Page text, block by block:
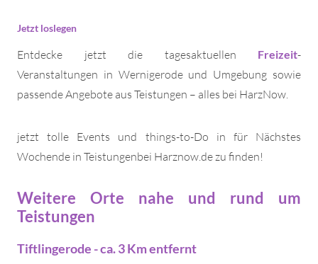
Jetzt loslegen
Entdecke jetzt die tagesaktuellen Freizeit-
Veranstaltungen in Wernigerode und Umgebung sowie
passende Angebote aus Teistungen – alles bei HarzNow.
jetzt tolle Events und things-to-Do in für Nächstes
Wochende in Teistungenbei Harznow.de zu finden!
Weitere Orte nahe und rund um
Teistungen
Tiftlingerode - ca. 3 Km entfernt